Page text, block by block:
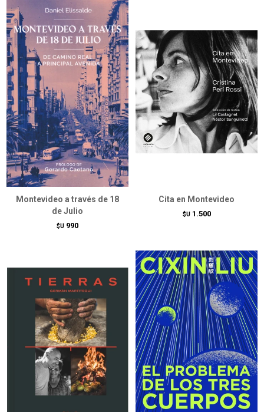
Montevideo a través de 18
de Julio
$U 990
Cita en Montevideo
$U 1.500